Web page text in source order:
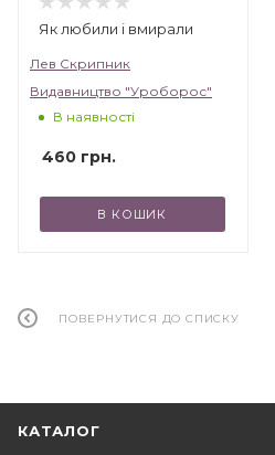
Як любили і вмирали
Лев Скрипник
Видавництво "Уроборос"
В наявності
460 грн.
В КОШИК
ПОВЕРНУТИСЯ ДО СПИСКУ
КАТАЛОГ